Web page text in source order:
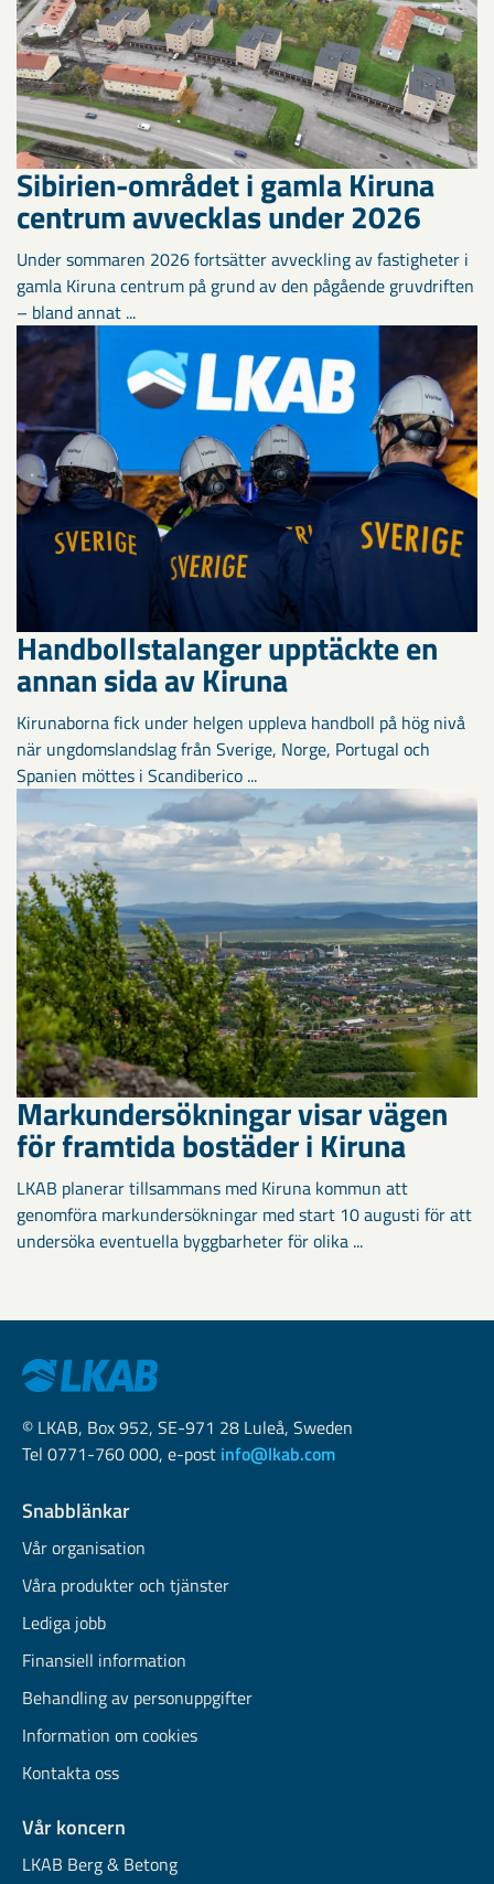
Sibirien-området i gamla Kiruna
centrum avvecklas under 2026
Under sommaren 2026 fortsätter avveckling av fastigheter i
gamla Kiruna centrum på grund av den pågående gruvdriften
– bland annat ...
Handbollstalanger upptäckte en
annan sida av Kiruna
Kirunaborna fick under helgen uppleva handboll på hög nivå
när ungdomslandslag från Sverige, Norge, Portugal och
Spanien möttes i Scandiberico ...
Markundersökningar visar vägen
för framtida bostäder i Kiruna
LKAB planerar tillsammans med Kiruna kommun att
genomföra markundersökningar med start 10 augusti för att
undersöka eventuella byggbarheter för olika ...
© LKAB, Box 952, SE-971 28 Luleå, Sweden
Tel 0771-760 000, e-post info@lkab.com
Snabblänkar
Vår organisation
Våra produkter och tjänster
Lediga jobb
Finansiell information
Behandling av personuppgifter
Information om cookies
Kontakta oss
Vår koncern
LKAB Berg & Betong